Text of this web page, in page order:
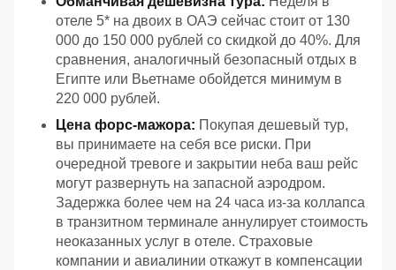
отеле 5* на двоих в ОАЭ сейчас стоит от 130
000 до 150 000 рублей со скидкой до 40%. Для
сравнения, аналогичный безопасный отдых в
Египте или Вьетнаме обойдется минимум в
220 000 рублей.
Цена форс-мажора: Покупая дешевый тур,
вы принимаете на себя все риски. При
очередной тревоге и закрытии неба ваш рейс
могут развернуть на запасной аэродром.
Задержка более чем на 24 часа из-за коллапса
в транзитном терминале аннулирует стоимость
неоказанных услуг в отеле. Страховые
компании и авиалинии откажут в компенсации